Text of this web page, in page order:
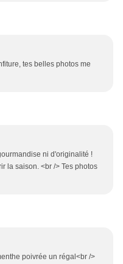
tes belles photos me
ni d'originalité !
la saison. <br /> Tes photos
poivrée un régal<br />